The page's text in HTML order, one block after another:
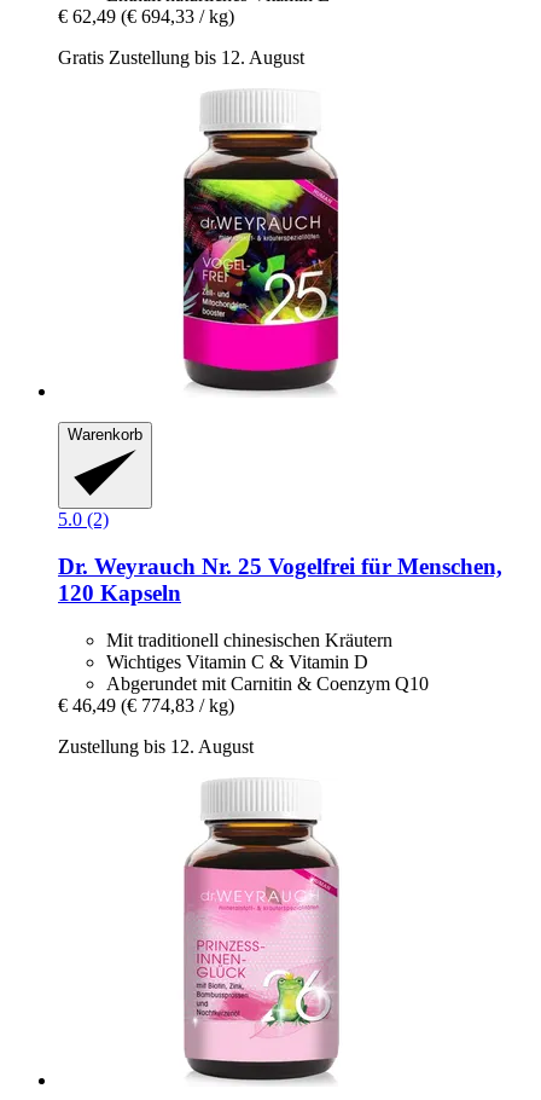
€ 62,49 (€ 694,33 / kg)
Gratis Zustellung bis 12. August
Warenkorb
5.0 (2)
Dr. Weyrauch Nr. 25 Vogelfrei für Menschen,
120 Kapseln
Mit traditionell chinesischen Kräutern
Wichtiges Vitamin C & Vitamin D
Abgerundet mit Carnitin & Coenzym Q10
€ 46,49 (€ 774,83 / kg)
Zustellung bis 12. August